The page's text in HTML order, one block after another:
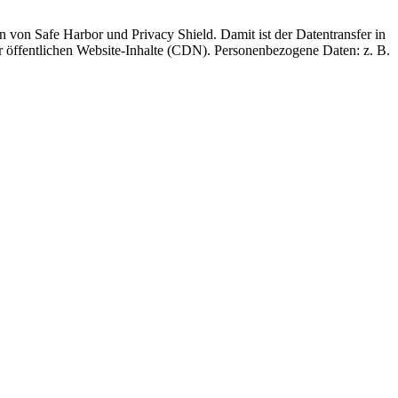
Safe Harbor und Privacy Shield. Damit ist der Datentransfer in
Website-Inhalte (CDN). Personenbezogene Daten: z. B.